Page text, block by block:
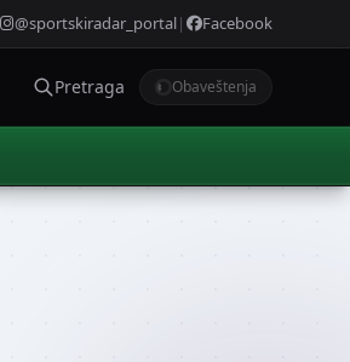
@sportskiradar_portal| Facebook
Pretraga Obaveštenja